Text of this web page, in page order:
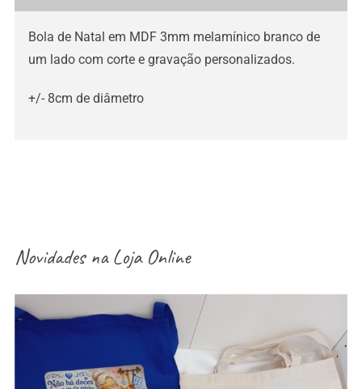
Bola de Natal em MDF 3mm melamínico branco de
um lado com corte e gravação personalizados.
+/- 8cm de diâmetro
Novidades naLoja Online